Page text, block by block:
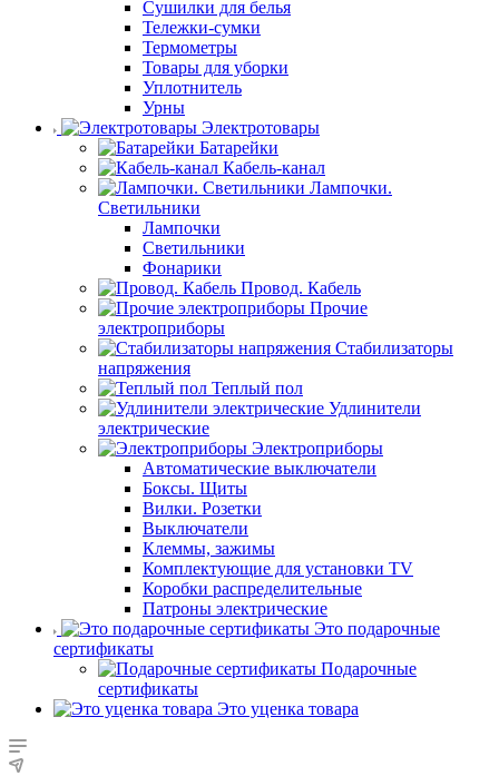
Сушилки для белья
Тележки-сумки
Термометры
Товары для уборки
Уплотнитель
Урны
Электротовары
Батарейки
Кабель-канал
Лампочки.
Светильники
Лампочки
Светильники
Фонарики
Провод. Кабель
Прочие
электроприборы
Стабилизаторы
напряжения
Теплый пол
Удлинители
электрические
Электроприборы
Автоматические выключатели
Боксы. Щиты
Вилки. Розетки
Выключатели
Клеммы, зажимы
Комплектующие для установки TV
Коробки распределительные
Патроны электрические
Это подарочные
сертификаты
Подарочные
сертификаты
Это уценка товара